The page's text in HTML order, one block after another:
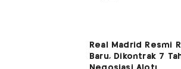
Real Madrid Resmi
Baru, Dikontrak 7